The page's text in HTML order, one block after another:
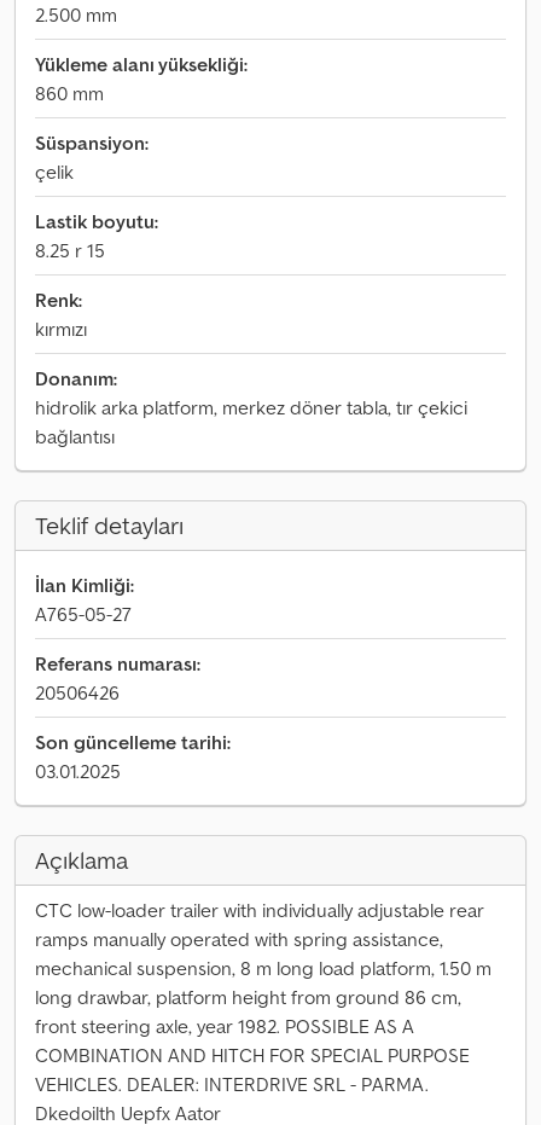
2.500 mm
Yükleme alanı yüksekliği:
860 mm
Süspansiyon:
çelik
Lastik boyutu:
8.25 r 15
Renk:
kırmızı
Donanım:
hidrolik arka platform, merkez döner tabla, tır çekici
bağlantısı
Teklif detayları
İlan Kimliği:
A765-05-27
Referans numarası:
20506426
Son güncelleme tarihi:
03.01.2025
Açıklama
CTC low-loader trailer with individually adjustable rear
ramps manually operated with spring assistance,
mechanical suspension, 8 m long load platform, 1.50 m
long drawbar, platform height from ground 86 cm,
front steering axle, year 1982. POSSIBLE AS A
COMBINATION AND HITCH FOR SPECIAL PURPOSE
VEHICLES. DEALER: INTERDRIVE SRL - PARMA.
Dkedoilth Uepfx Aator